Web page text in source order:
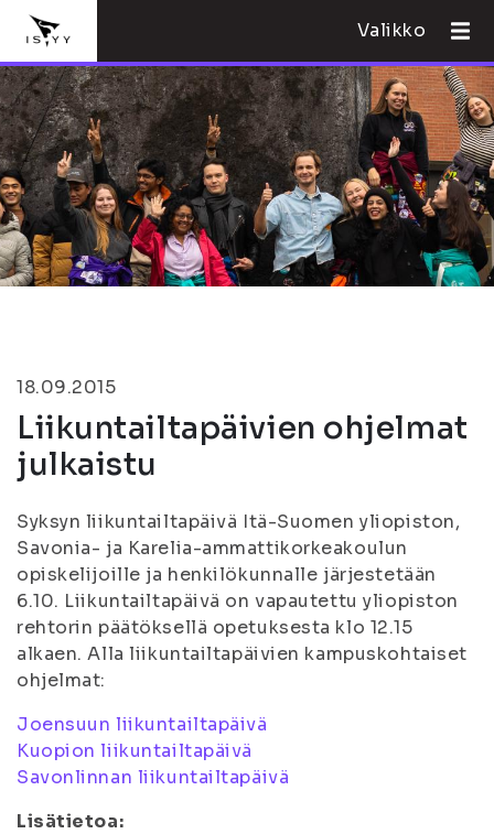
Valikko
18.09.2015
Liikuntailtapäivien ohjelmat
julkaistu
Syksyn liikuntailtapäivä Itä-Suomen yliopiston,
Savonia- ja Karelia-ammattikorkeakoulun
opiskelijoille ja henkilökunnalle järjestetään
6.10. Liikuntailtapäivä on vapautettu yliopiston
rehtorin päätöksellä opetuksesta klo 12.15
alkaen. Alla liikuntailtapäivien kampuskohtaiset
ohjelmat:
Joensuun liikuntailtapäivä
Kuopion liikuntailtapäivä
Savonlinnan liikuntailtapäivä
Lisätietoa: